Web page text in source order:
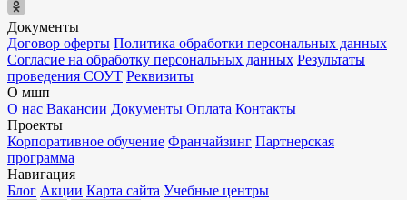
Документы
Договор оферты Политика обработки персональных данных
Согласие на обработку персональных данных Результаты
проведения СОУТ Реквизиты
О мшп
О нас Вакансии Документы Оплата Контакты
Проекты
Корпоративное обучение Франчайзинг Партнерская
программа
Навигация
Блог Акции Карта сайта Учебные центры